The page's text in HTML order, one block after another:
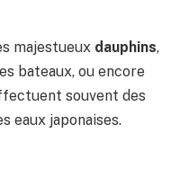
majestueux dauphins,
bateaux, ou encore
souvent des
eaux japonaises.